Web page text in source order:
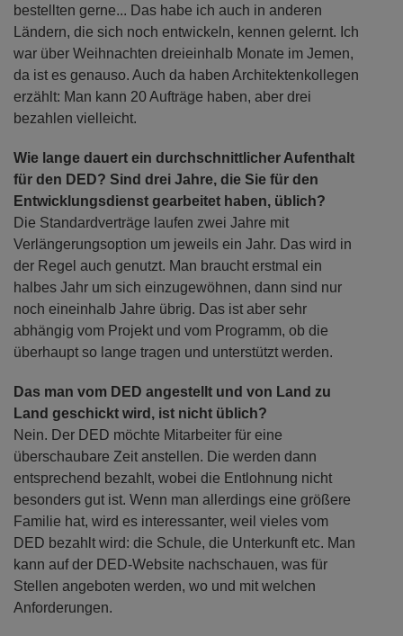
bestellten gerne... Das habe ich auch in anderen
Ländern, die sich noch entwickeln, kennen gelernt. Ich
war über Weihnachten dreieinhalb Monate im Jemen,
da ist es genauso. Auch da haben Architektenkollegen
erzählt: Man kann 20 Aufträge haben, aber drei
bezahlen vielleicht.
Wie lange dauert ein durchschnittlicher Aufenthalt
für den DED? Sind drei Jahre, die Sie für den
Entwicklungsdienst gearbeitet haben, üblich?
Die Standardverträge laufen zwei Jahre mit
Verlängerungsoption um jeweils ein Jahr. Das wird in
der Regel auch genutzt. Man braucht erstmal ein
halbes Jahr um sich einzugewöhnen, dann sind nur
noch eineinhalb Jahre übrig. Das ist aber sehr
abhängig vom Projekt und vom Programm, ob die
überhaupt so lange tragen und unterstützt werden.
Das man vom DED angestellt und von Land zu
Land geschickt wird, ist nicht üblich?
Nein. Der DED möchte Mitarbeiter für eine
überschaubare Zeit anstellen. Die werden dann
entsprechend bezahlt, wobei die Entlohnung nicht
besonders gut ist. Wenn man allerdings eine größere
Familie hat, wird es interessanter, weil vieles vom
DED bezahlt wird: die Schule, die Unterkunft etc. Man
kann auf der DED-Website nachschauen, was für
Stellen angeboten werden, wo und mit welchen
Anforderungen.